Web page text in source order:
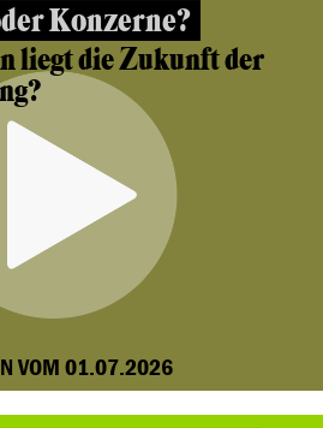
Konzerne?
liegt die Zukunft der
VOM 01.07.2026